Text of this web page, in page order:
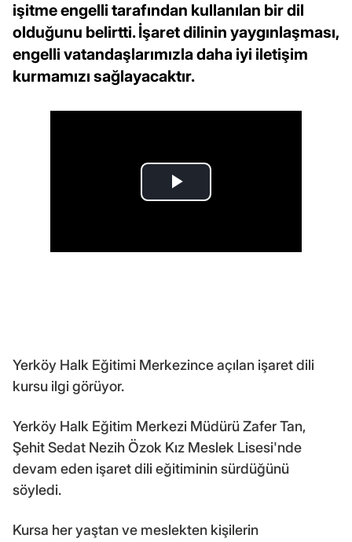
işitme engelli tarafından kullanılan bir dil
olduğunu belirtti. İşaret dilinin yaygınlaşması,
engelli vatandaşlarımızla daha iyi iletişim
kurmamızı sağlayacaktır.
Yerköy Halk Eğitimi Merkezince açılan işaret dili
kursu ilgi görüyor.
Yerköy Halk Eğitim Merkezi Müdürü Zafer Tan,
Şehit Sedat Nezih Özok Kız Meslek Lisesi'nde
devam eden işaret dili eğitiminin sürdüğünü
söyledi.
Kursa her yaştan ve meslekten kişilerin